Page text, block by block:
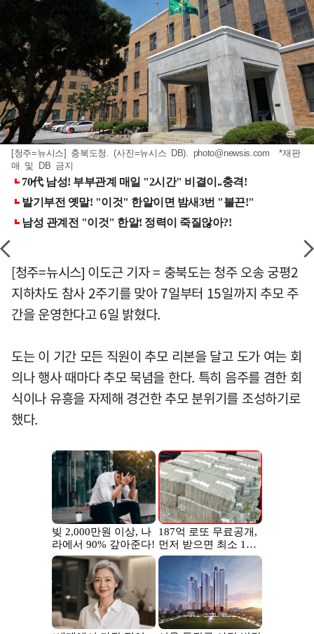
[청주=뉴시스] 충북도청. (사진=뉴시스 DB). photo@newsis.com *재판
매 및 DB 금지
[청주=뉴시스] 이도근 기자 = 충북도는 청주 오송 궁평2
지하차도 참사 2주기를 맞아 7일부터 15일까지 추모 주
간을 운영한다고 6일 밝혔다.
도는 이 기간 모든 직원이 추모 리본을 달고 도가 여는 회
의나 행사 때마다 추모 묵념을 한다. 특히 음주를 겸한 회
식이나 유흥을 자제해 경건한 추모 분위기를 조성하기로
했다.